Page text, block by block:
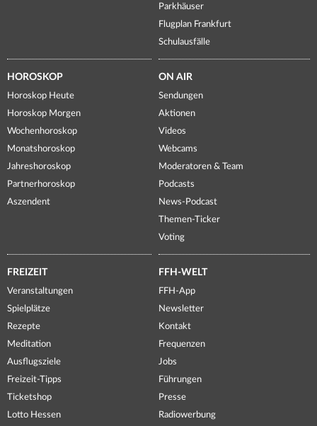
Parkhäuser
Flugplan Frankfurt
Schulausfälle
HOROSKOP
Horoskop Heute
Horoskop Morgen
Wochenhoroskop
Monatshoroskop
Jahreshoroskop
Partnerhoroskop
Aszendent
ON AIR
Sendungen
Aktionen
Videos
Webcams
Moderatoren & Team
Podcasts
News-Podcast
Themen-Ticker
Voting
FREIZEIT
Veranstaltungen
Spielplätze
Rezepte
Meditation
Ausflugsziele
Freizeit-Tipps
Ticketshop
Lotto Hessen
FFH-WELT
FFH-App
Newsletter
Kontakt
Frequenzen
Jobs
Führungen
Presse
Radiowerbung